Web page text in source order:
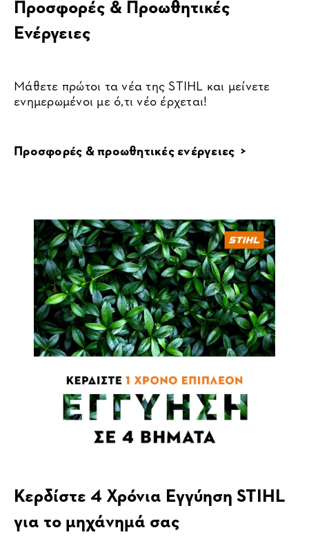
Προσφορές & Προωθητικές
Ενέργειες
Μάθετε πρώτοι τα νέα της STIHL και μείνετε
ενημερωμένοι με ό,τι νέο έρχεται!
Προσφορές & προωθητικές ενέργειες >
Κερδίστε 4 Χρόνια Εγγύηση STIHL
για το μηχάνημά σας